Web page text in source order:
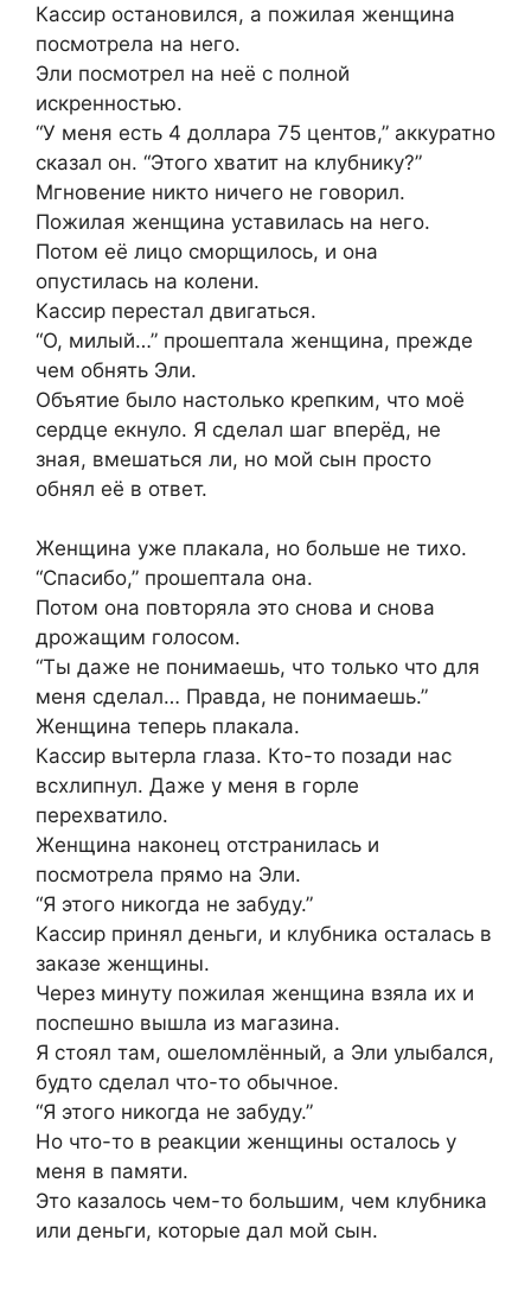
Кассир остановился, а пожилая женщина
посмотрела на него.
Эли посмотрел на неё с полной
искренностью.
“У меня есть 4 доллара 75 центов,” аккуратно
сказал он. “Этого хватит на клубнику?”
Мгновение никто ничего не говорил.
Пожилая женщина уставилась на него.
Потом её лицо сморщилось, и она
опустилась на колени.
Кассир перестал двигаться.
“О, милый…” прошептала женщина, прежде
чем обнять Эли.
Объятие было настолько крепким, что моё
сердце екнуло. Я сделал шаг вперёд, не
зная, вмешаться ли, но мой сын просто
обнял её в ответ.
Женщина уже плакала, но больше не тихо.
“Спасибо,” прошептала она.
Потом она повторяла это снова и снова
дрожащим голосом.
“Ты даже не понимаешь, что только что для
меня сделал… Правда, не понимаешь.”
Женщина теперь плакала.
Кассир вытерла глаза. Кто-то позади нас
всхлипнул. Даже у меня в горле
перехватило.
Женщина наконец отстранилась и
посмотрела прямо на Эли.
“Я этого никогда не забуду.”
Кассир принял деньги, и клубника осталась в
заказе женщины.
Через минуту пожилая женщина взяла их и
поспешно вышла из магазина.
Я стоял там, ошеломлённый, а Эли улыбался,
будто сделал что-то обычное.
“Я этого никогда не забуду.”
Но что-то в реакции женщины осталось у
меня в памяти.
Это казалось чем-то большим, чем клубника
или деньги, которые дал мой сын.